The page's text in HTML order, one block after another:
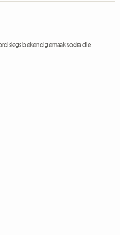
slegs bekend gemaak sodra die